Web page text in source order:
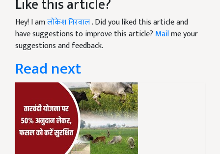
Hey! I amलोकेश निरवाल. Did you liked this article and
have suggestions to improve this article? Mailme your
suggestions and feedback.
Read next